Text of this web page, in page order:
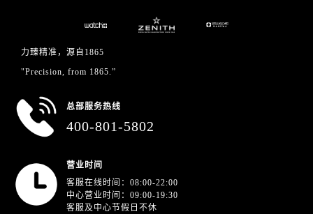
力臻精准，源自1865
"Precision, from 1865.”
总部服务热线
400-801-5802
营业时间
客服在线时间：08:00-22:00
中心营业时间：09:00-19:30
客服及中心节假日不休